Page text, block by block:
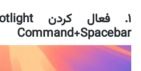
Command+Spacebar